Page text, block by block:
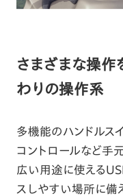
さまざまな操作
わりの操作系
多機能のハンドルス
コントロールなど手
広い用途に使える
スしやすい場所に備